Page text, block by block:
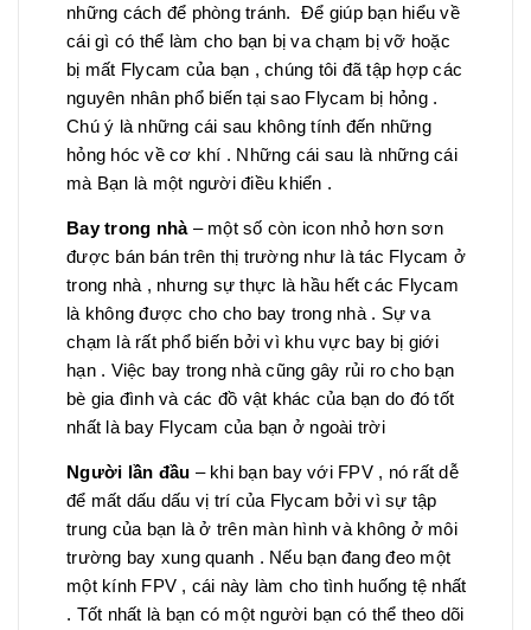
những cách để phòng tránh. Để giúp bạn hiểu về
cái gì có thể làm cho bạn bị va chạm bị vỡ hoặc
bị mất Flycam của bạn , chúng tôi đã tập hợp các
nguyên nhân phổ biến tại sao Flycam bị hỏng .
Chú ý là những cái sau không tính đến những
hỏng hóc về cơ khí . Những cái sau là những cái
mà Bạn là một người điều khiển .
Bay trong nhà– một số còn icon nhỏ hơn sơn
được bán bán trên thị trường như là tác Flycam ở
trong nhà , nhưng sự thực là hầu hết các Flycam
là không được cho cho bay trong nhà . Sự va
chạm là rất phổ biến bởi vì khu vực bay bị giới
hạn . Việc bay trong nhà cũng gây rủi ro cho bạn
bè gia đình và các đồ vật khác của bạn do đó tốt
nhất là bay Flycam của bạn ở ngoài trời
Người lần đầu – khi bạn bay với FPV , nó rất dễ
để mất dấu dấu vị trí của Flycam bởi vì sự tập
trung của bạn là ở trên màn hình và không ở môi
trường bay xung quanh . Nếu bạn đang đeo một
một kính FPV , cái này làm cho tình huống tệ nhất
. Tốt nhất là bạn có một người bạn có thể theo dõi